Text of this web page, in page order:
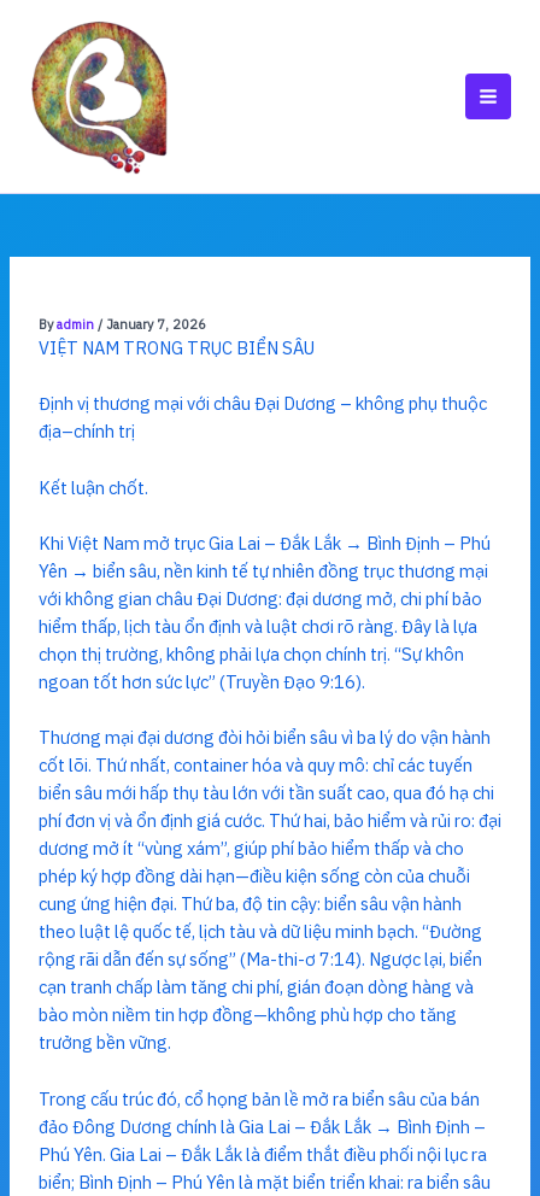
content
Byadmin / January 7, 2026
VIỆT NAM TRONG TRỤC BIỂN SÂU
Định vị thương mại với châu Đại Dương – không phụ thuộc
địa–chính trị
Kết luận chốt.
Khi Việt Nam mở trục Gia Lai – Đắk Lắk → Bình Định – Phú
Yên → biển sâu, nền kinh tế tự nhiên đồng trục thương mại
với không gian châu Đại Dương: đại dương mở, chi phí bảo
hiểm thấp, lịch tàu ổn định và luật chơi rõ ràng. Đây là lựa
chọn thị trường, không phải lựa chọn chính trị. “Sự khôn
ngoan tốt hơn sức lực” (Truyền Đạo 9:16).
Thương mại đại dương đòi hỏi biển sâu vì ba lý do vận hành
cốt lõi. Thứ nhất, container hóa và quy mô: chỉ các tuyến
biển sâu mới hấp thụ tàu lớn với tần suất cao, qua đó hạ chi
phí đơn vị và ổn định giá cước. Thứ hai, bảo hiểm và rủi ro: đại
dương mở ít “vùng xám”, giúp phí bảo hiểm thấp và cho
phép ký hợp đồng dài hạn—điều kiện sống còn của chuỗi
cung ứng hiện đại. Thứ ba, độ tin cậy: biển sâu vận hành
theo luật lệ quốc tế, lịch tàu và dữ liệu minh bạch. “Đường
rộng rãi dẫn đến sự sống” (Ma-thi-ơ 7:14). Ngược lại, biển
cạn tranh chấp làm tăng chi phí, gián đoạn dòng hàng và
bào mòn niềm tin hợp đồng—không phù hợp cho tăng
trưởng bền vững.
Trong cấu trúc đó, cổ họng bản lề mở ra biển sâu của bán
đảo Đông Dương chính là Gia Lai – Đắk Lắk → Bình Định –
Phú Yên. Gia Lai – Đắk Lắk là điểm thắt điều phối nội lục ra
biển; Bình Định – Phú Yên là mặt biển triển khai: ra biển sâu